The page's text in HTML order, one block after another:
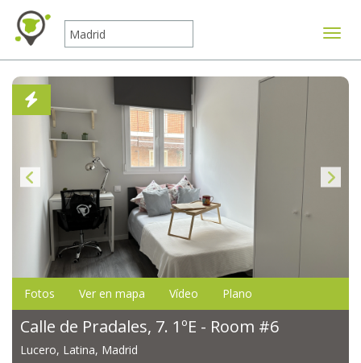
Fotos Ver en mapa Vídeo Plano
Calle de Pradales, 7. 1ºE - Room #6
Lucero, Latina, Madrid